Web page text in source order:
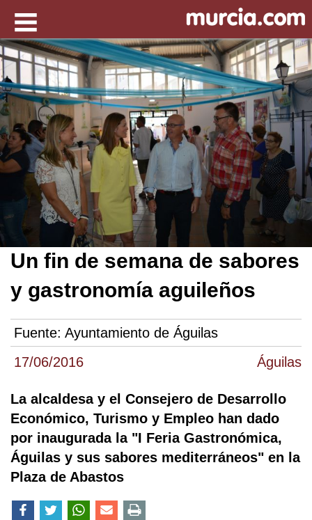
17/06/2016 Águilas
Un fin de semana de sabores
y gastronomía aguileños
Fuente: Ayuntamiento de Águilas
La alcaldesa y el Consejero de Desarrollo
Económico, Turismo y Empleo han dado
por inaugurada la "I Feria Gastronómica,
Águilas y sus sabores mediterráneos" en la
Plaza de Abastos